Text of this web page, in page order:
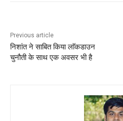
Previous article
निशांत ने साबित किया लाॅकडाउन
चुनौती के साथ एक अवसर भी है